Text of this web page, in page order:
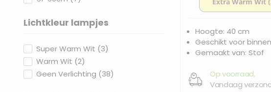
Lichtkleur lampjes
Super Warm Wit (3products available
)
Warm Wit (2products available
)
Geen Verlichting (38products available
)
Hoogte: 40 cm
Geschikt voor binnen
Gemaakt van: Stof
Op voorraad,
Vandaag